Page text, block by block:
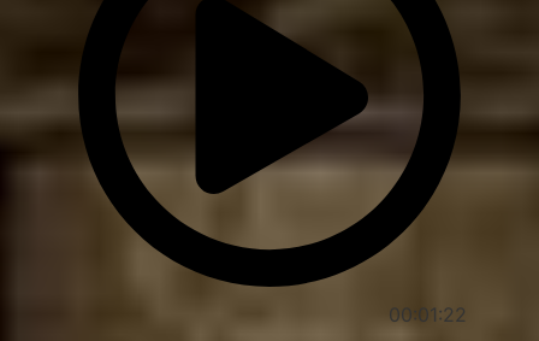
00:01:22